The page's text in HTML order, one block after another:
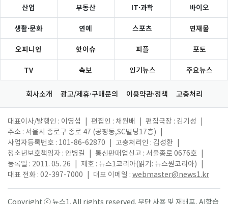
산업 부동산 IT·과학 바이오
생활·문화 연예 스포츠 연재물
오피니언 핫이슈 피플 포토
TV 속보 인기뉴스 주요뉴스
회사소개 광고/제휴·구매문의 이용약관·정책 고충처리
대표이사/발행인 : 이영섭 편집인 : 채원배 편집국장 : 김기성
주소 : 서울시 종로구 종로 47 (공평동,SC빌딩17층)
사업자등록번호 : 101-86-62870
고충처리인 : 김성환
청소년보호책임자 : 안병길
통신판매업신고 : 서울종로 0676호
등록일 : 2011. 05. 26
제호 : 뉴스1코리아(읽기: 뉴스원코리아)
대표 전화 : 02-397-7000
대표 이메일 : webmaster@news1.kr
Copyright ⓒ 뉴스1. All rights reserved. 무단 사용 및 재배포, AI학습